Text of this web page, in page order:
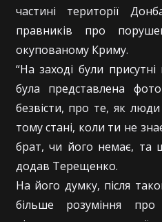
частині території
правників про
окупованому Криму.
“На заході були
була представлена
безвісти, про те, як
тому стані, коли ти не
брат, чи його немає, та
додав Терещенко.
На його думку, після
більше розуміння